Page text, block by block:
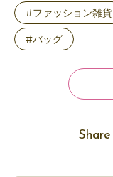
#ファッション雑貨
#バッグ
Share